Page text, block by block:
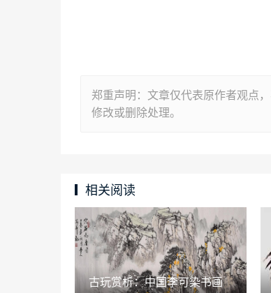
郑重声明：文章仅代表原作者观点
修改或删除处理。
相关阅读
古玩赏析：中国李可染书画